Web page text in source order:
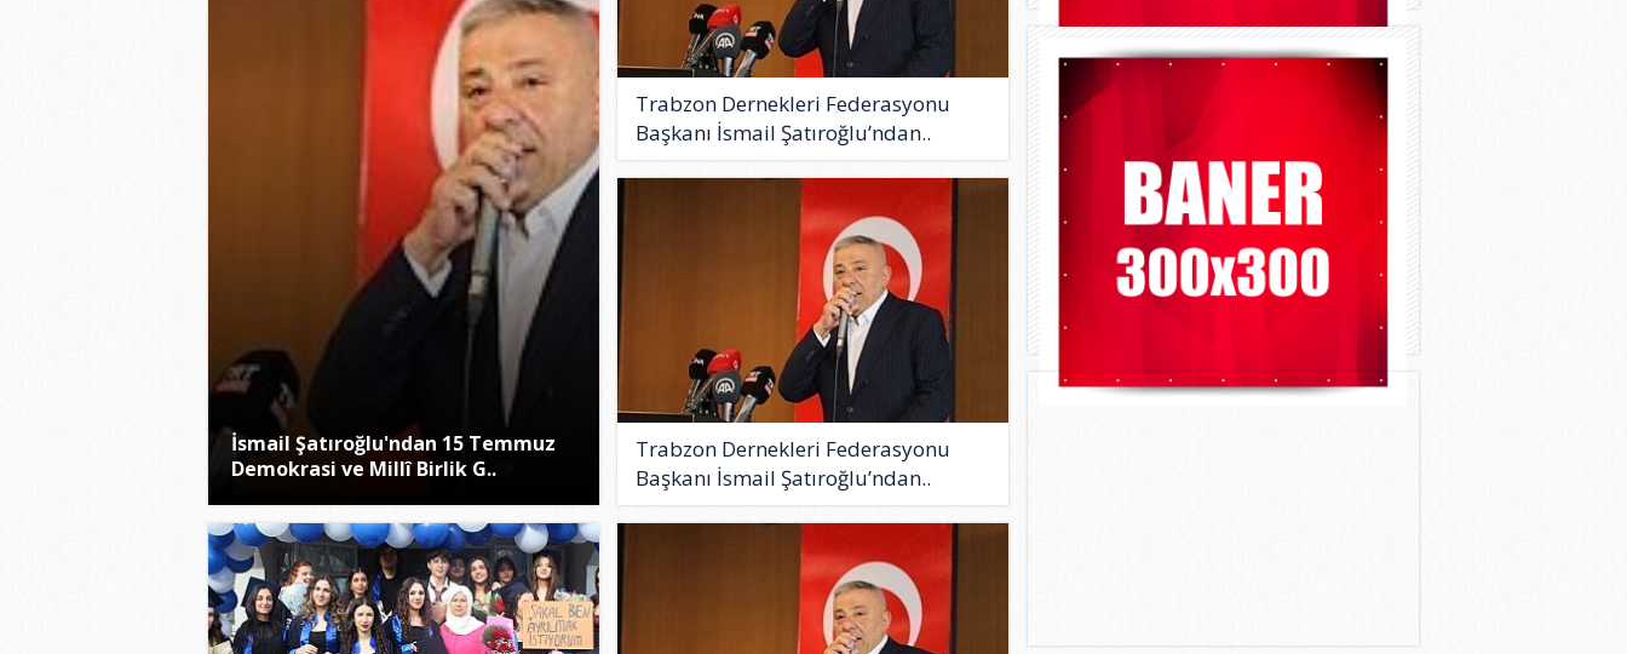
İsmail Şatıroğlu'ndan 15 Temmuz
Demokrasi ve Millî Birlik G..
Trabzon Dernekleri Federasyonu
Başkanı İsmail Şatıroğlu’ndan..
Trabzon Dernekleri Federasyonu
Başkanı İsmail Şatıroğlu’ndan..